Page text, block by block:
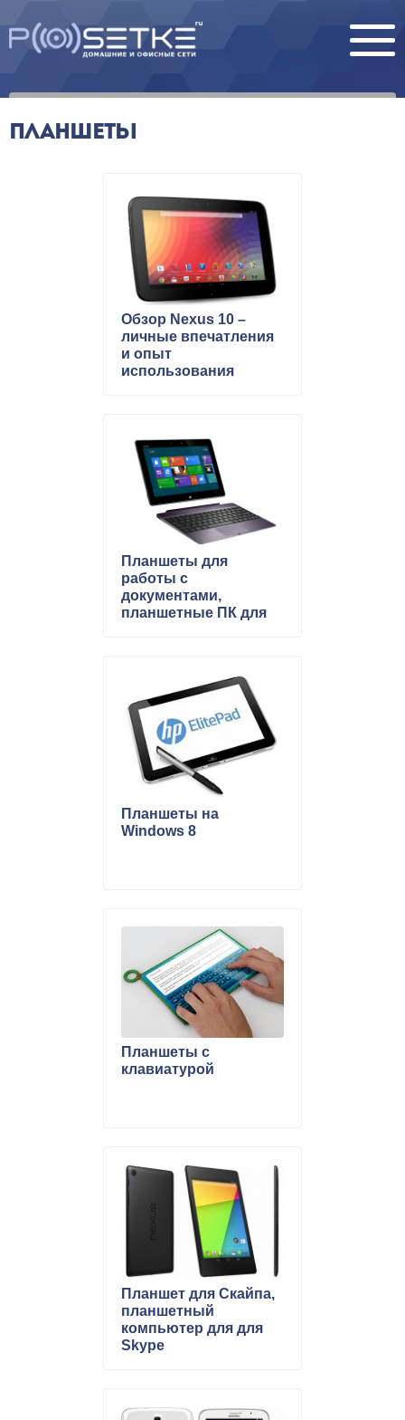
ПЛАНШЕТЫ
Обзор Nexus 10 –
личные впечатления
и опыт
использования
Планшеты для
работы с
документами,
планшетные ПК для
Планшеты на
Windows 8
Планшеты с
клавиатурой
Планшет для Скайпа,
планшетный
компьютер для для
Skype